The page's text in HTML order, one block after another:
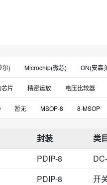
尔) Microchip(微芯) ON(安森
HGSEMI(华冠) Toshiba(东芝)
Chip-Rail(启臣微)
友台) Littelfuse(力特)
片 精密运放 电压比较器
FPGA-配置存储器 低噪声运放
LIN收发器 音频视
块 温度传感器 无线收发芯片
暂无 MSOP-8 8-MSOP
8-TSOP 8-
模具 DFN-8 8-
8-TSSOP，8-MSOP（0.118"，
封装 类
PDIP-8
PDIP-8 开